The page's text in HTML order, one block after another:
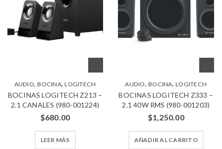
AUDIO,BOCINA,LOGITECH
BOCINAS LOGITECH Z213 –
2.1 CANALES (980-001224)
$680.00
LEER MÁS
AUDIO,BOCINA,LOGITECH
BOCINAS LOGITECH Z333 –
2.1 40W RMS (980-001203)
$1,250.00
AÑADIR AL CARRITO